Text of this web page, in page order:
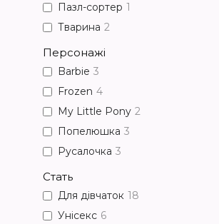
Пазл-сортер 1
Тварина 2
Персонажі
Barbie 3
Frozen 4
My Little Pony 2
Попелюшка 3
Русалочка 3
Стать
Для дівчаток 18
Унісекс 6